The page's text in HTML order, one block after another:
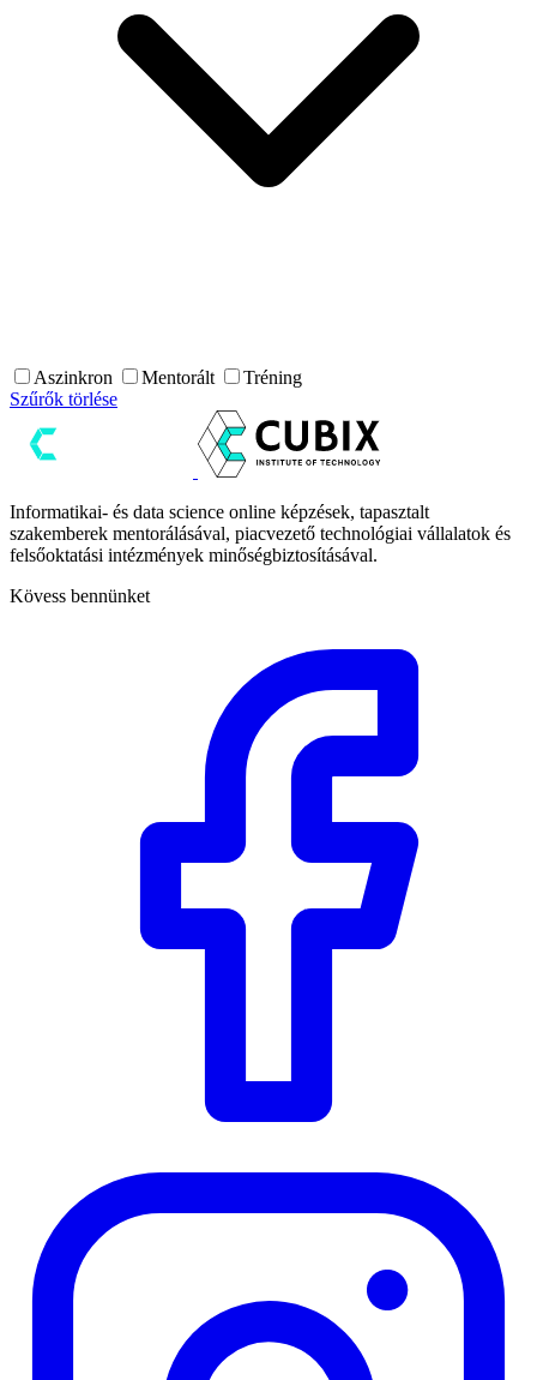
Aszinkron Mentorált
Tréning
Szűrők törlése
Informatikai- és data science online képzések, tapasztalt
szakemberek mentorálásával, piacvezető technológiai vállalatok és
felsőoktatási intézmények minőségbiztosításával.
Kövess bennünket